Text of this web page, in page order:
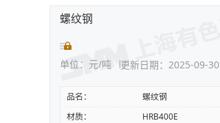
螺纹钢
单位：元/吨 更新日期：2025-09-30
品名：
螺纹钢
材质：
HRB400E